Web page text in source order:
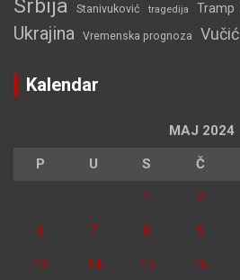
Srbija Stanivuković tragedija Tramp
Ukrajina Vremenska prognoza Vučić
Kalendar
MAJ 2024
P U S Č
1 2
6 7 8 9
13 14 15 16